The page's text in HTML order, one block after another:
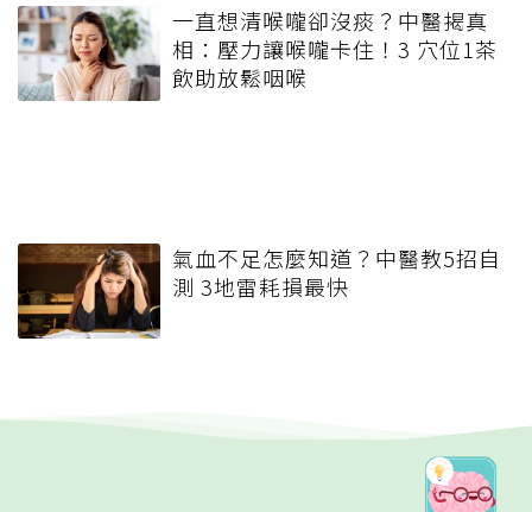
一直想清喉嚨卻沒痰？中醫揭真
相：壓力讓喉嚨卡住！3 穴位1茶
飲助放鬆咽喉
氣血不足怎麼知道？中醫教5招自
測 3地雷耗損最快